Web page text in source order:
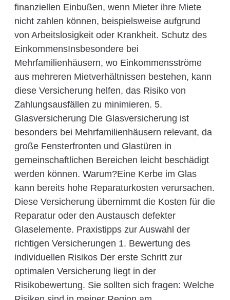
finanziellen Einbußen, wenn Mieter ihre Miete
nicht zahlen können, beispielsweise aufgrund
von Arbeitslosigkeit oder Krankheit. Schutz des
EinkommensInsbesondere bei
Mehrfamilienhäusern, wo Einkommensströme
aus mehreren Mietverhältnissen bestehen, kann
diese Versicherung helfen, das Risiko von
Zahlungsausfällen zu minimieren. 5.
Glasversicherung Die Glasversicherung ist
besonders bei Mehrfamilienhäusern relevant, da
große Fensterfronten und Glastüren in
gemeinschaftlichen Bereichen leicht beschädigt
werden können. Warum?Eine Kerbe im Glas
kann bereits hohe Reparaturkosten verursachen.
Diese Versicherung übernimmt die Kosten für die
Reparatur oder den Austausch defekter
Glaselemente. Praxistipps zur Auswahl der
richtigen Versicherungen 1. Bewertung des
individuellen Risikos Der erste Schritt zur
optimalen Versicherung liegt in der
Risikobewertung. Sie sollten sich fragen: Welche